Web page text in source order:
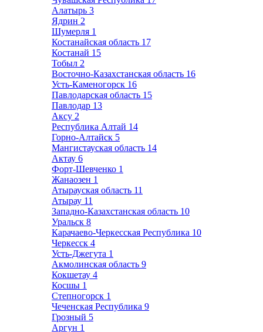
Алатырь 3
Ядрин 2
Шумерля 1
Костанайская область 17
Костанай 15
Тобыл 2
Восточно-Казахстанская область 16
Усть-Каменогорск 16
Павлодарская область 15
Павлодар 13
Аксу 2
Республика Алтай 14
Горно-Алтайск 5
Мангистауская область 14
Актау 6
Форт-Шевченко 1
Жанаозен 1
Атырауская область 11
Атырау 11
Западно-Казахстанская область 10
Уральск 8
Карачаево-Черкесская Республика 10
Черкесск 4
Усть-Джегута 1
Акмолинская область 9
Кокшетау 4
Косшы 1
Степногорск 1
Чеченская Республика 9
Грозный 5
Аргун 1